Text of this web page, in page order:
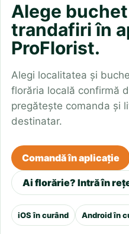
Alege buchet
trandafiri în
ProFlorist.
Alegi localitatea și
florăria locală confirmă
pregătește comanda și
destinatar.
Comandă în aplicație
Ai florărie? Intră în
iOS în curând Android în